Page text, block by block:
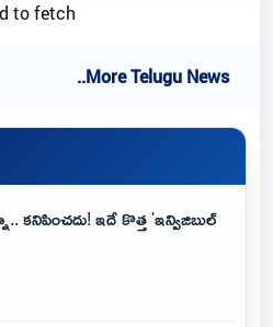
to fetch
..More Telugu News
కనిపించదు! ఇదే కొత్త 'ఇన్విజిబుల్